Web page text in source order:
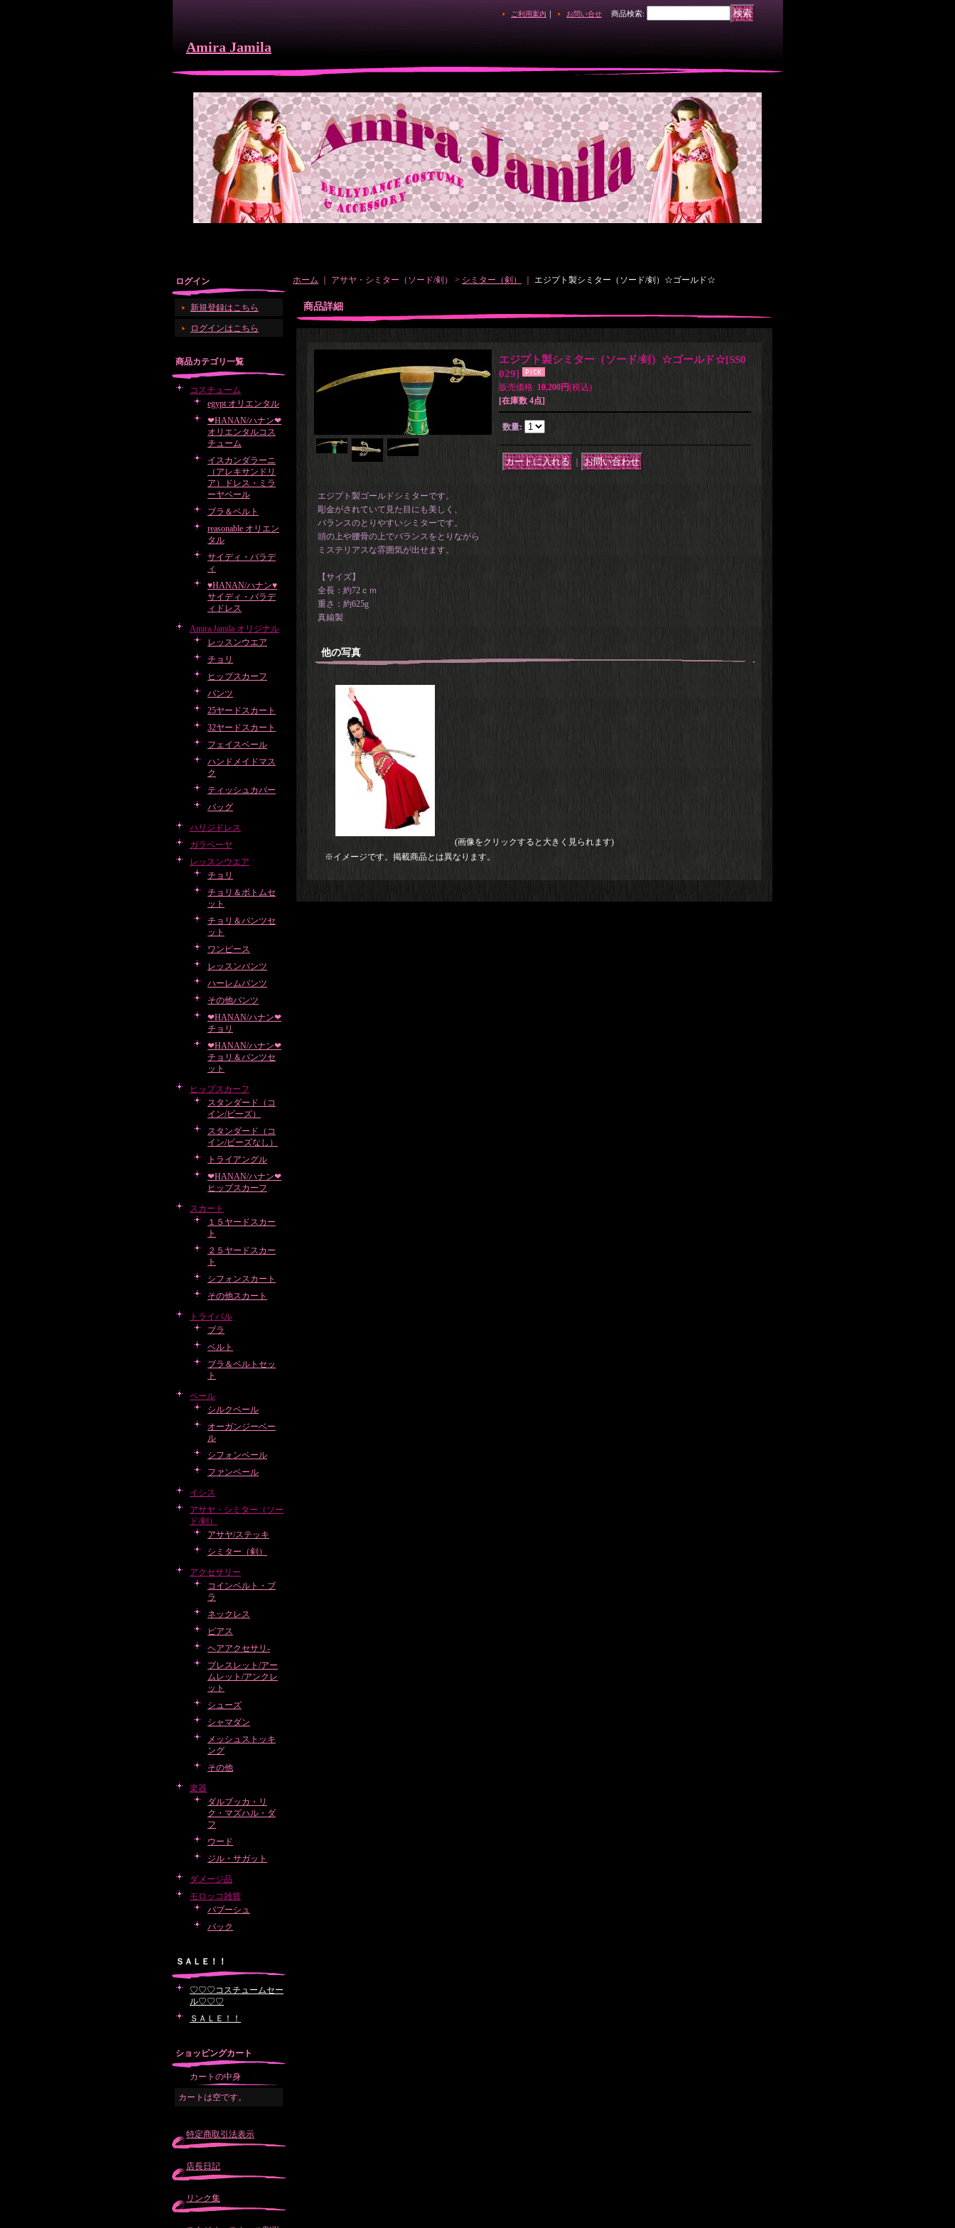
Amira Jamila
ご利用案内 ｜ お問い合せ 商品検索:
ログイン
新規登録はこちら
ログインはこちら
商品カテゴリ一覧
コスチューム
egypt オリエンタル
❤HANAN/ハナン❤
オリエンタルコス
チューム
イスカンダラーニ
（アレキサンドリ
ア）ドレス・ミラ
ーヤベール
ブラ＆ベルト
reasonable オリエン
タル
サイディ・バラデ
ィ
♥HANAN/ハナン♥
サイディ・バラデ
ィドレス
Amira Jamila オリジナル
レッスンウエア
チョリ
ヒップスカーフ
パンツ
25ヤードスカート
32ヤードスカート
フェイスベール
ハンドメイドマス
ク
ティッシュカバー
バッグ
ハリジドレス
ガラベーヤ
レッスンウエア
チョリ
チョリ＆ボトムセ
ット
チョリ＆パンツセ
ット
ワンピース
レッスンパンツ
ハーレムパンツ
その他パンツ
❤HANAN/ハナン❤
チョリ
❤HANAN/ハナン❤
チョリ＆パンツセ
ット
ヒップスカーフ
スタンダード（コ
イン/ビーズ）
スタンダード（コ
イン/ビーズなし）
トライアングル
❤HANAN/ハナン❤
ヒップスカーフ
スカート
１５ヤードスカー
ト
２５ヤードスカー
ト
シフォンスカート
その他スカート
トライバル
ブラ
ベルト
ブラ＆ベルトセッ
ト
ベール
シルクベール
オーガンジーベー
ル
シフォンベール
ファンベール
イシス
アサヤ・シミター（ソー
ド/剣）
アサヤ/ステッキ
シミター（剣）
アクセサリー
コインベルト・ブ
ラ
ネックレス
ピアス
ヘアアクセサリ-
ブレスレット/アー
ムレット/アンクレ
ット
シューズ
シャマダン
メッシュストッキ
ング
その他
楽器
ダルブッカ・リ
ク・マズハル・ダ
フ
ウード
ジル・サガット
ダメージ品
モロッコ雑貨
バブーシュ
バック
ＳＡＬＥ！！
♡♡♡コスチュームセー
ル♡♡♡
ＳＡＬＥ！！
ショッピングカート
カートの中身
カートは空です。
特定商取引法表示
店長日記
リンク集
ホーム ｜ アサヤ・シミター（ソード/剣） > シミター（剣） エジプト製シミター（ソード/剣）☆ゴールド☆
商品詳細
エジプト製シミター（ソード/剣）☆ゴールド☆[SS0
029]
販売価格: 10,200円(税込)
[在庫数 4点]
数量:
エジプト製ゴールドシミターです。
彫金がされていて見た目にも美しく、
バランスのとりやすいシミターです。
頭の上や腰骨の上でバランスをとりながら
ミステリアスな雰囲気が出せます。
【サイズ】
全長：約72ｃｍ
重さ：約625g
真鍮製
他の写真
(画像をクリックすると大きく見られます)
※イメージです。掲載商品とは異なります。